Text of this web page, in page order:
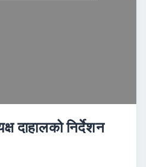
दाहालको निर्देशन